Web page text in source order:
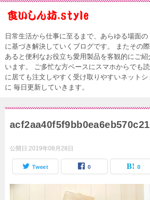
日常生活から仕事に至るまで、あらゆる場面
に基づき解決していくブログです。 またその際
あると便利なお役立ち愛用製品を客観的にご
います。 ご多忙な方ベースにスマホからでも
に居ても注文しやすく受け取りやすいネット
に 毎日更新していきます。
公開日:2019年08月28日
Tweet 0 0